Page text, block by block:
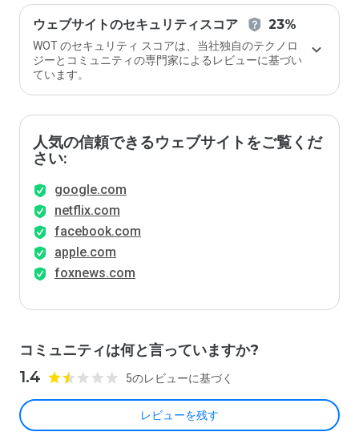
ウェブサイトのセキュリティスコア 23%
WOT のセキュリティ スコアは、当社独自のテクノロ
ジーとコミュニティの専門家によるレビューに基づい
ています。
人気の信頼できるウェブサイトをご覧くだ
さい:
google.com
netflix.com
facebook.com
apple.com
foxnews.com
コミュニティは何と言っていますか?
1.4 5のレビューに基づく
レビューを残す
ます
か？